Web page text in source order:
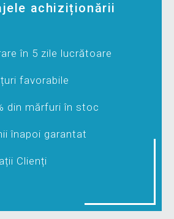
achiziționării
în 5 zile lucrătoare
favorabile
din mărfuri în stoc
înapoi garantat
Clienți